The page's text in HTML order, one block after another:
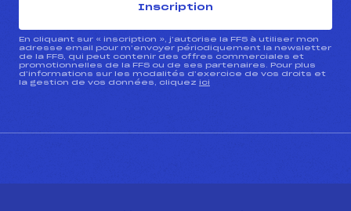
Inscription
En cliquant sur « inscription », j’autorise la FFS à utiliser mon
adresse email pour m’envoyer périodiquement la newsletter
de la FFS, qui peut contenir des offres commerciales et
promotionnelles de la FFS ou de ses partenaires. Pour plus
d’informations sur les modalités d’exercice de vos droits et
la gestion de vos données, cliquez ici